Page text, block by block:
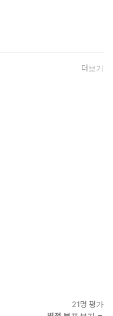
더보기
21명 평가